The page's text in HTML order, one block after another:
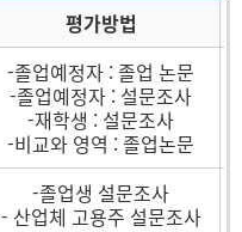
평가방법
-졸업예정자 : 졸업 논문
-졸업예정자 : 설문조사
-재학생 : 설문조사
-비교와 영역 : 졸업논문
-졸업생 설문조사
- 산업체 고용주 설문조사